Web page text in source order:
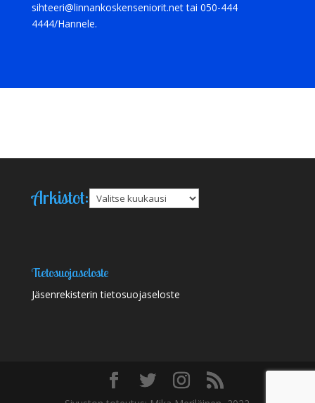
sihteeri@linnankoskenseniorit.net tai 050-444
4444/Hannele.
Arkistot: Arkistot
Tietosuojaseloste
Jäsenrekisterin tietosuojaseloste